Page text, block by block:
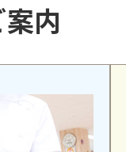
内
所）